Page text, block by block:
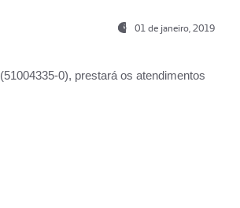
01 de janeiro, 2019
(51004335-0), prestará os atendimentos